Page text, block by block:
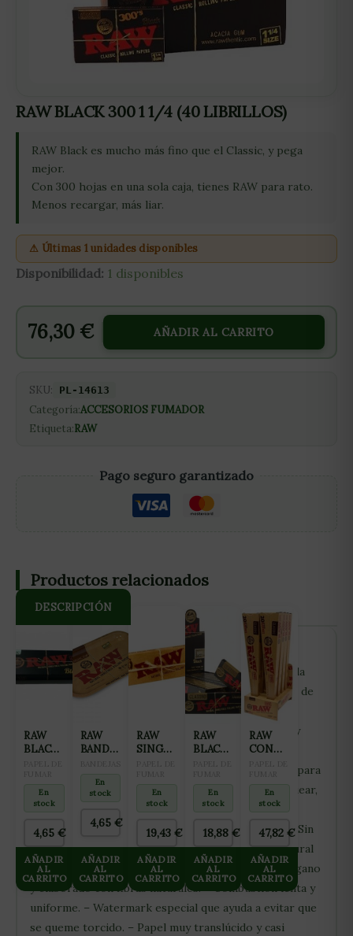
RAW BLACK 300 1 1/4 (40 LIBRILLOS)
RAW Black es mucho más fino que el Classic, y pega
mejor.
Con 300 hojas en una sola caja, tienes RAW para rato.
Menos recargar, más liar.
⚠ Últimas 1 unidades disponibles
Disponibilidad: 1 disponibles
76,30 € AÑADIR AL CARRITO
SKU: PL-14613
Categoría:ACCESORIOS FUMADOR
Etiqueta:RAW
Pago seguro garantizado
DESCRIPCIÓN
El RAW Black 300 1.1/4 es fácil de liar, cómodo de
sujetar y perfecto para disfrutar del sabor real de la
mezcla sin excesos. Con unas medidas aproximadas de
78 x 44 mm, este formato clásico es perfecto para
quienes buscan una experiencia más pura, cómoda y
controlada, sin irse al tamaño King Size.
CARACTERÍSTICAS: – Ultra fino y doble prensado para
notar muchísimo menos sabor a papel. – Sin blanquear,
mantiene su color marrón natural. – Sin cloro ni
químicos agresivos en el proceso de fabricación. – Sin
aditivos ni acelerantes de combustión. – Goma natural
de acacia vegetal para un pegado más natural. – Vegano
y elaborado con fibras naturales. – Combustión lenta y
uniforme. – Watermark especial que ayuda a evitar que
se queme torcido. – Papel muy translúcido y casi
Productos relacionados
RAW
BLACK
1/4En
stock
4,65 €
AÑADIR
AL
CARRITO
RAW
BANDEJA
En
stock
4,65 €
AÑADIR
AL
CARRITO
RAW
SINGLE
HOJAS
En
stock
19,43€
AÑADIR
AL
CARRITO
RAW
BLACK 1
En
stock
18,88 €
AÑADIR
AL
CARRITO
RAW
CONOS
STAGE
DISPLAY
En
stock
47,82€
AÑADIR
AL
CARRITO